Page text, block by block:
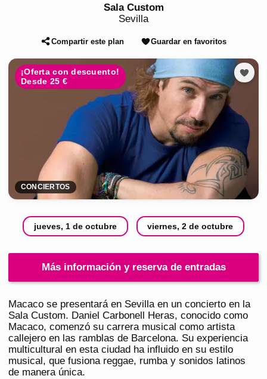
Sala Custom
Sevilla
Compartir este plan Guardar en favoritos
¡Oferta con descuento!
Desde 25 €
CONCIERTOS
jueves, 1 de octubre viernes, 2 de octubre
Más información y reserva de entradas
Macaco se presentará en Sevilla en un concierto en la
Sala Custom. Daniel Carbonell Heras, conocido como
Macaco, comenzó su carrera musical como artista
callejero en las ramblas de Barcelona. Su experiencia
multicultural en esta ciudad ha influido en su estilo
musical, que fusiona reggae, rumba y sonidos latinos
de manera única.